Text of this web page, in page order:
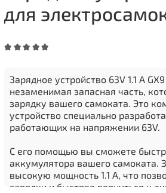
для
Зарядное устройство 63V 1.1 A
незаменимая запасная часть,
зарядку вашего самоката. Это
устройство специально
работающих на напряжении 63V.
С его помощью вы сможете
аккумулятора вашего самоката.
высокую мощность 1.1 A, что
зарядки и быстрее вернуться к